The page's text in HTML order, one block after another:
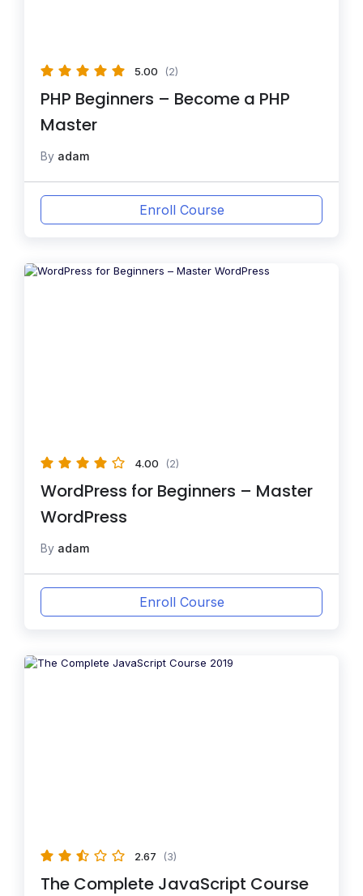
5.00 (2)
PHP Beginners – Become a PHP
Master
By adam
Enroll Course
4.00 (2)
WordPress for Beginners – Master
WordPress
By adam
Enroll Course
2.67 (3)
The Complete JavaScript Course